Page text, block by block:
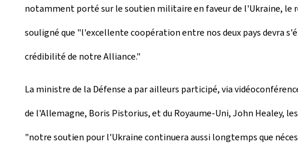
notamment porté sur le soutien militaire en faveur de l'Ukraine, le
souligné que "l'excellente coopération entre nos deux pays devra
crédibilité de notre Alliance."
La ministre de la Défense a par ailleurs participé, via
de l'Allemagne, Boris Pistorius, et du Royaume-Uni, John Healey,
"notre soutien pour l'Ukraine continuera aussi longtemps que